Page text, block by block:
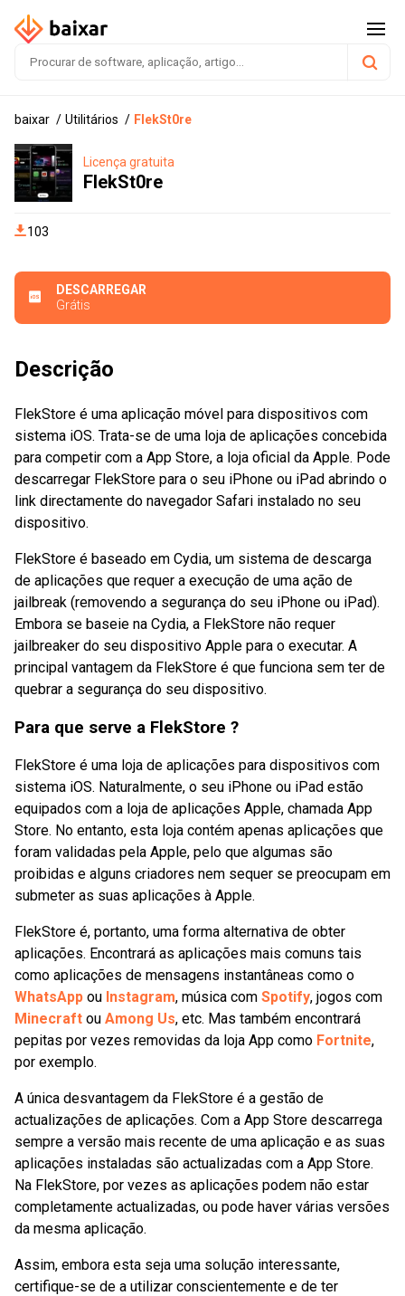
baixar Utilitários FlekSt0re
Licença gratuita
FlekSt0re
103
DESCARREGAR
Grátis
Descrição
FlekStore é uma aplicação móvel para dispositivos com
sistema iOS. Trata-se de uma loja de aplicações concebida
para competir com a App Store, a loja oficial da Apple. Pode
descarregar FlekStore para o seu iPhone ou iPad abrindo o
link directamente do navegador Safari instalado no seu
dispositivo.
FlekStore é baseado em Cydia, um sistema de descarga
de aplicações que requer a execução de uma ação de
jailbreak (removendo a segurança do seu iPhone ou iPad).
Embora se baseie na Cydia, a FlekStore não requer
jailbreaker do seu dispositivo Apple para o executar. A
principal vantagem da FlekStore é que funciona sem ter de
quebrar a segurança do seu dispositivo.
Para que serve a FlekStore ?
FlekStore é uma loja de aplicações para dispositivos com
sistema iOS. Naturalmente, o seu iPhone ou iPad estão
equipados com a loja de aplicações Apple, chamada App
Store. No entanto, esta loja contém apenas aplicações que
foram validadas pela Apple, pelo que algumas são
proibidas e alguns criadores nem sequer se preocupam em
submeter as suas aplicações à Apple.
FlekStore é, portanto, uma forma alternativa de obter
aplicações. Encontrará as aplicações mais comuns tais
como aplicações de mensagens instantâneas como o
WhatsApp ou Instagram, música com Spotify, jogos com
Minecraft ou Among Us, etc. Mas também encontrará
pepitas por vezes removidas da loja App como Fortnite,
por exemplo.
A única desvantagem da FlekStore é a gestão de
actualizações de aplicações. Com a App Store descarrega
sempre a versão mais recente de uma aplicação e as suas
aplicações instaladas são actualizadas com a App Store.
Na FlekStore, por vezes as aplicações podem não estar
completamente actualizadas, ou pode haver várias versões
da mesma aplicação.
Assim, embora esta seja uma solução interessante,
certifique-se de a utilizar conscientemente e de ter